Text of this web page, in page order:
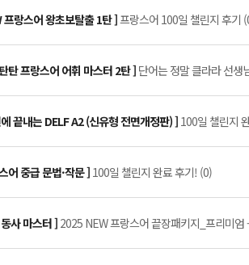
프랑스어 왕초보탈출 1탄 ]프랑스어 100일 챌린지 후기
탄 프랑스어 어휘 마스터 2탄 ] 단어는 정말 클라라 선생
끝내는 DELF A2 (신유형 전면개정판) ] 100일 챌린지
어 중급 문법·작문 ] 100일 챌린지 완료 후기! (0)
사 마스터 ] 2025 NEW 프랑스어 끝장패키지_프리미엄